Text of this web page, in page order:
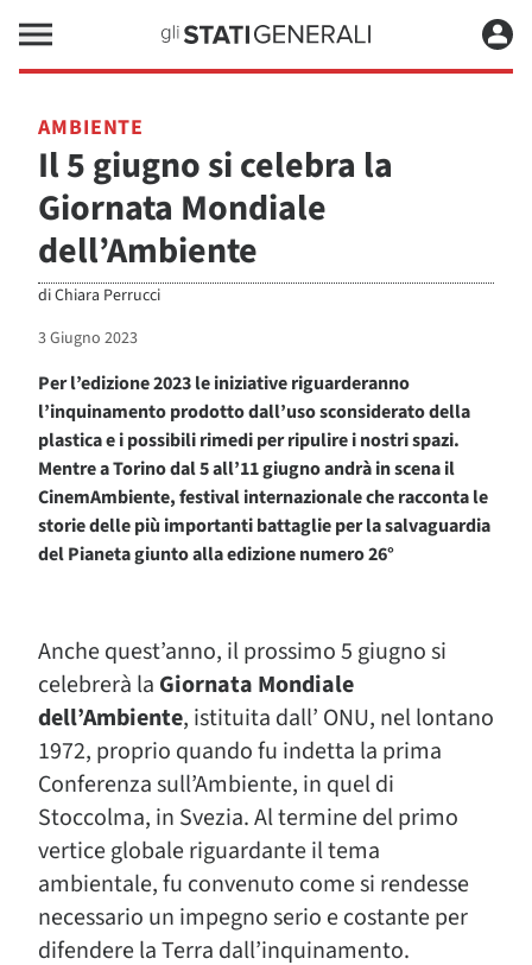
AMBIENTE
Il 5 giugno si celebra la
Giornata Mondiale
dell’Ambiente
diChiara Perrucci
3 Giugno 2023
Per l’edizione 2023 le iniziative riguarderanno
l’inquinamento prodotto dall’uso sconsiderato della
plastica e i possibili rimedi per ripulire i nostri spazi.
Mentre a Torino dal 5 all’11 giugno andrà in scena il
CinemAmbiente, festival internazionale che racconta le
storie delle più importanti battaglie per la salvaguardia
del Pianeta giunto alla edizione numero 26°
Anche quest’anno, il prossimo 5 giugno si
celebrerà la Giornata Mondiale
dell’Ambiente, istituita dall’ ONU, nel lontano
1972, proprio quando fu indetta la prima
Conferenza sull’Ambiente, in quel di
Stoccolma, in Svezia. Al termine del primo
vertice globale riguardante il tema
ambientale, fu convenuto come si rendesse
necessario un impegno serio e costante per
difendere la Terra dall’inquinamento.